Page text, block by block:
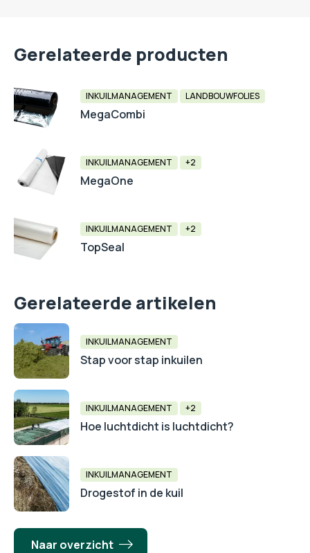
Gerelateerde producten
INKUILMANAGEMENT LANDBOUWFOLIES
MegaCombi
INKUILMANAGEMENT +2
MegaOne
INKUILMANAGEMENT +2
TopSeal
Gerelateerde artikelen
INKUILMANAGEMENT
Stap voor stap inkuilen
INKUILMANAGEMENT +2
Hoe luchtdicht is luchtdicht?
INKUILMANAGEMENT
Drogestof in de kuil
Naar overzicht